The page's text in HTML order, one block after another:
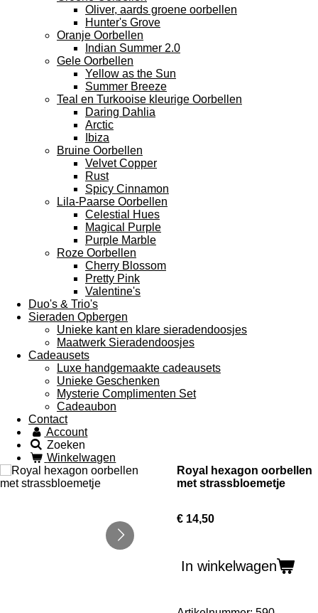
Oliver, aards groene oorbellen
Hunter's Grove
Oranje Oorbellen
Indian Summer 2.0
Gele Oorbellen
Yellow as the Sun
Summer Breeze
Teal en Turkooise kleurige Oorbellen
Daring Dahlia
Arctic
Ibiza
Bruine Oorbellen
Velvet Copper
Rust
Spicy Cinnamon
Lila-Paarse Oorbellen
Celestial Hues
Magical Purple
Purple Marble
Roze Oorbellen
Cherry Blossom
Pretty Pink
Valentine's
Duo's & Trio's
Sieraden Opbergen
Unieke kant en klare sieradendoosjes
Maatwerk Sieradendoosjes
Cadeausets
Luxe handgemaakte cadeausets
Unieke Geschenken
Mysterie Complimenten Set
Cadeaubon
Contact
Account
Zoeken
Winkelwagen
Royal hexagon oorbellen
met strassbloemetje
€ 14,50
In winkelwagen